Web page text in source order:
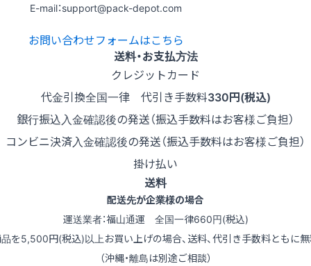
E-mail：support@pack-depot.com
お問い合わせフォームはこちら
送料・お支払方法
クレジットカード
代金引換全国一律 代引き手数料330円(税込)
銀行振込入金確認後の発送（振込手数料はお客様ご負担）
コンビニ決済入金確認後の発送（振込手数料はお客様ご負担）
掛け払い
送料
配送先が企業様の場合
運送業者：福山通運 全国一律660円(税込)
品を5,500円(税込)以上お買い上げの場合、送料、代引き手数料ともに無
（沖縄・離島は別途ご相談）